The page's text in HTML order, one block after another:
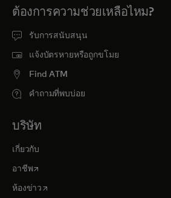
ต้องการความช่วยเหลือไหม?
รับการสนับสนุน
แจ้งบัตรหายหรือถูกขโมย
Find ATM
คำถามที่พบบ่อย
บริษัท
เกี่ยวกับ
อาชีพopens in a new tab
ห้องข่าว opens in a new tab